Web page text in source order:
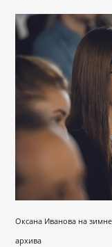
Оксана Иванова на
архива